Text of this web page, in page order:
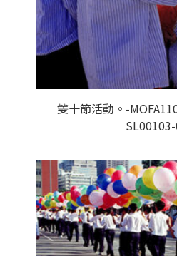
雙十節活動。-